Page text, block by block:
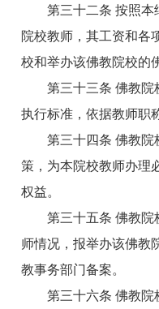
第三十二条 按照本
院校教师，其工资和各
校和举办该佛教院校的
第三十三条 佛教院
执行标准，依据教师职
第三十四条 佛教院
策，为本院校教师办理
权益。
第三十五条 佛教院
师情况，报举办该佛教
教事务部门备案。
第三十六条 佛教院